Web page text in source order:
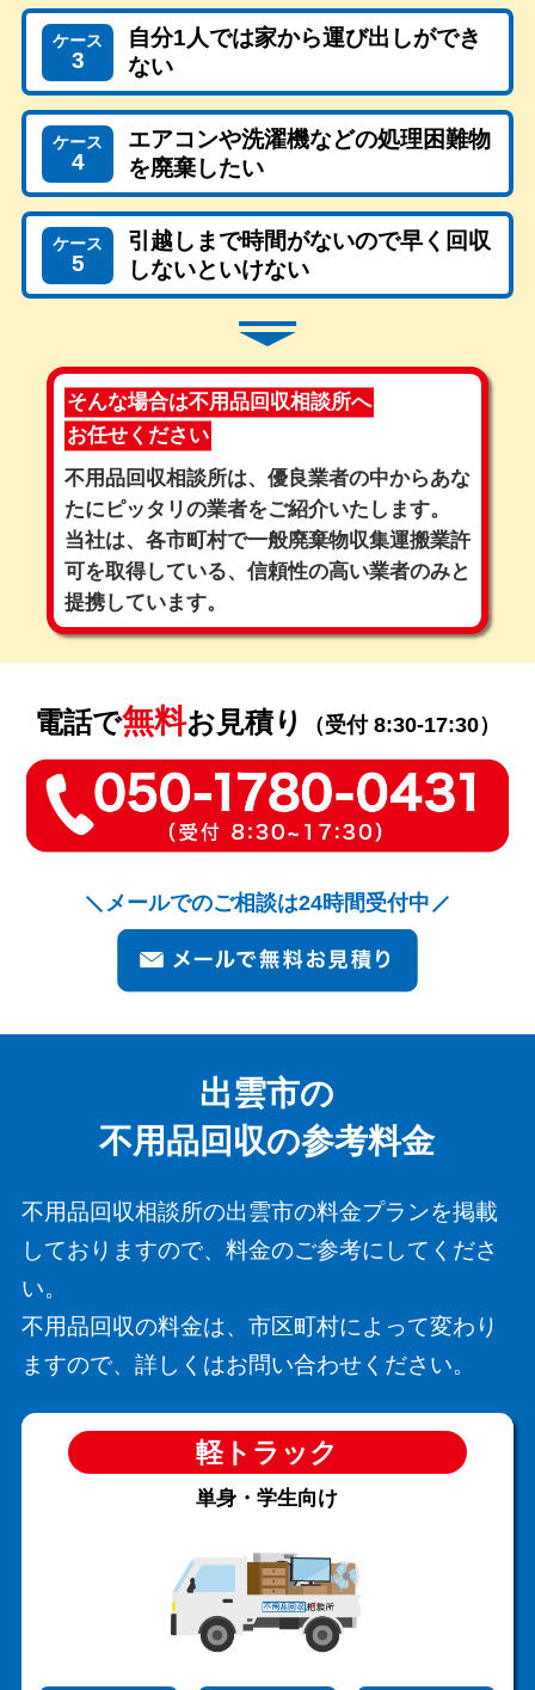
ケース
3
自分1人では家から運び出しができ
ない
ケース
4
エアコンや洗濯機などの処理困難物
を廃棄したい
ケース
5
引越しまで時間がないので早く回収
しないといけない
そんな場合は不用品回収相談所へ
お任せください
不用品回収相談所は、優良業者の中からあな
たにピッタリの業者をご紹介いたします。
当社は、各市町村で一般廃棄物収集運搬業許
可を取得している、 信頼性の高い業者のみと
提携しています。
電話で無料お見積り （受付 8:30-17:30）
メールでのご相談は24時間受付中
出雲市の
不用品回収の参考料金
不用品回収相談所の出雲市の料金プランを掲載
しておりますので、料金のご参考にしてくださ
い。
不用品回収の料金は、市区町村によって変わり
ますので、詳しくはお問い合わせください。
軽トラック
単身・学生向け